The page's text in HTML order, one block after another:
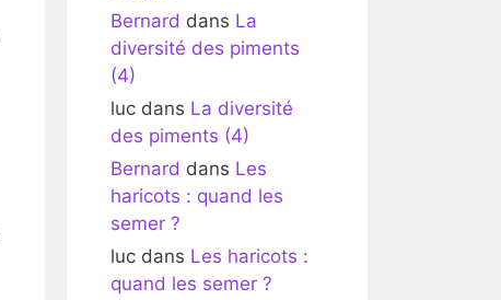
Bernard dans La
diversité des piments
(4)
luc dans La diversité
des piments (4)
Bernard dans Les
haricots : quand les
semer ?
luc dans Les haricots :
quand les semer ?